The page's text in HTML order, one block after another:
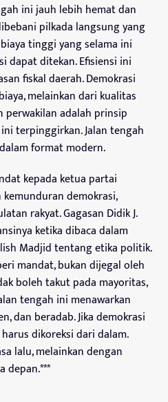
ini jauh lebih hemat dan
pilkada langsung yang
tinggi yang selama ini
dapat ditekan. Efisiensi ini
fiskal daerah. Demokrasi
melainkan dari kualitas
perwakilan adalah prinsip
terpinggirkan. Jalan tengah
format modern.
kepada ketua partai
demokrasi,
rakyat. Gagasan Didik J.
ketika dibaca dalam
Madjid tentang etika politik.
mandat, bukan dijegal oleh
boleh takut pada mayoritas,
tengah ini menawarkan
dan beradab. Jika demokrasi
dikoreksi dari dalam.
lalu, melainkan dengan
depan.***